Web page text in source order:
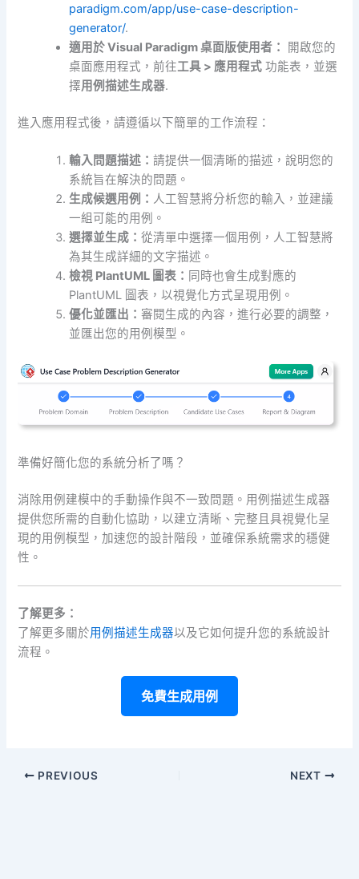
paradigm.com/app/use-case-description-
generator/.
適用於 Visual Paradigm 桌面版使用者：
開啟您的
桌面應用程式，前往工具 > 應用程式 功能表，並選
擇用例描述生成器.
進入應用程式後，請遵循以下簡單的工作流程：
輸入問題描述：請提供一個清晰的描述，說明您的
系統旨在解決的問題。
生成候選用例： 人工智慧將分析您的輸入，並建議
一組可能的用例。
選擇並生成：從清單中選擇一個用例，人工智慧將
為其生成詳細的文字描述。
檢視 PlantUML 圖表： 同時也會生成對應的
PlantUML 圖表，以視覺化方式呈現用例。
優化並匯出：審閱生成的內容，進行必要的調整，
並匯出您的用例模型。
準備好簡化您的系統分析了嗎？
消除用例建模中的手動操作與不一致問題。用例描述生成器
提供您所需的自動化協助，以建立清晰、完整且具視覺化呈
現的用例模型，加速您的設計階段，並確保系統需求的穩健
性。
了解更多：
了解更多關於用例描述生成器以及它如何提升您的系統設計
流程。
免費生成用例
PREVIOUS NEXT